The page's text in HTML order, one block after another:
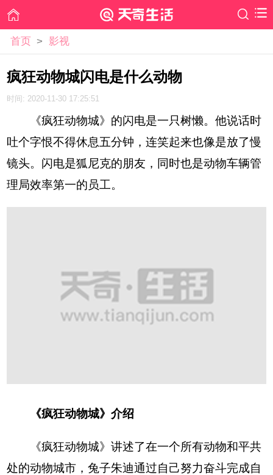
首页 > 影视
疯狂动物城闪电是什么动物
时间: 2020-11-30 17:25:51
《疯狂动物城》的闪电是一只树懒。他说话时
吐个字恨不得休息五分钟，连笑起来也像是放了慢
镜头。闪电是狐尼克的朋友，同时也是动物车辆管
理局效率第一的员工。
《疯狂动物城》介绍
《疯狂动物城》讲述了在一个所有动物和平共
处的动物城市，兔子朱迪通过自己努力奋斗完成自